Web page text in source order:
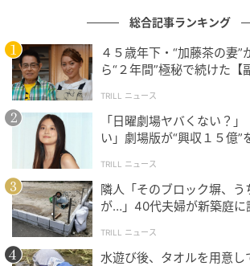
ウーマンエキサイト
総合記事ランキング
４５歳年下・“加藤茶の妻
ら“２年間”極秘で続けた【
TRILL ニュース
「日曜劇場ヤバくない？
い」劇場版が“興収１５億”
TRILL ニュース
隣人「そのブロック塀、う
が…」40代夫婦が新築庭に
TRILL ニュース
水遊び後、タオルを用意